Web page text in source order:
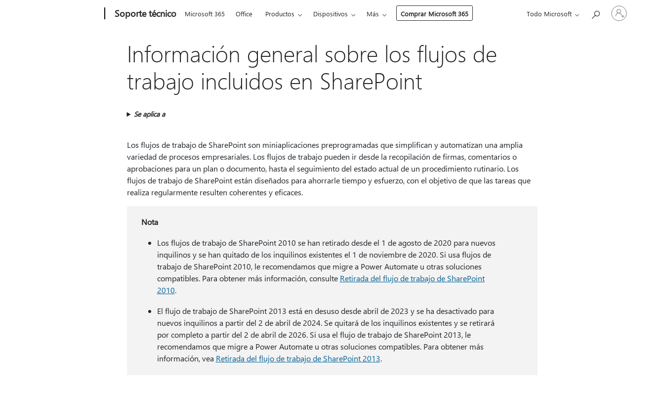
Soporte técnico Microsoft 365 Office Productos Dispositivos Más Comprar Microsoft 365 Todo Microsoft
Iniciar
sesión
Información general sobre los flujos de
trabajo incluidos en SharePoint
Se aplica a
Los flujos de trabajo de SharePoint son miniaplicaciones preprogramadas que simplifican y automatizan una amplia
variedad de procesos empresariales. Los flujos de trabajo pueden ir desde la recopilación de firmas, comentarios o
aprobaciones para un plan o documento, hasta el seguimiento del estado actual de un procedimiento rutinario. Los
flujos de trabajo de SharePoint están diseñados para ahorrarle tiempo y esfuerzo, con el objetivo de que las tareas que
realiza regularmente resulten coherentes y eficaces.
Nota
Los flujos de trabajo de SharePoint 2010 se han retirado desde el 1 de agosto de 2020 para nuevos
inquilinos y se han quitado de los inquilinos existentes el 1 de noviembre de 2020. Si usa flujos de
trabajo de SharePoint 2010, le recomendamos que migre a Power Automate u otras soluciones
compatibles. Para obtener más información, consulte Retirada del flujo de trabajo de SharePoint
2010.
El flujo de trabajo de SharePoint 2013 está en desuso desde abril de 2023 y se ha desactivado para
nuevos inquilinos a partir del 2 de abril de 2024. Se quitará de los inquilinos existentes y se retirará
por completo a partir del 2 de abril de 2026. Si usa el flujo de trabajo de SharePoint 2013, le
recomendamos que migre a Power Automate u otras soluciones compatibles. Para obtener más
información, vea Retirada del flujo de trabajo de SharePoint 2013.